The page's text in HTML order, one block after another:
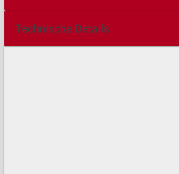
Technische Details